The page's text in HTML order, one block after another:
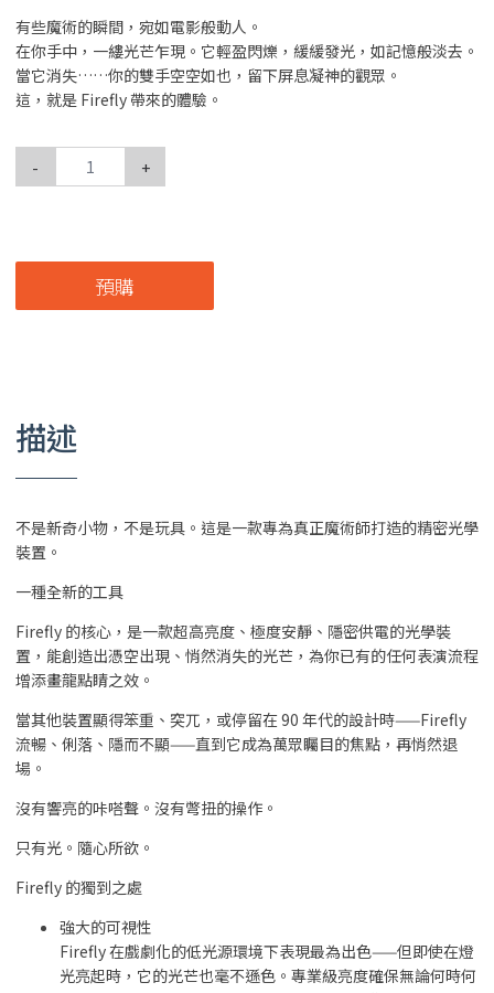
有些魔術的瞬間，宛如電影般動人。
在你手中，一縷光芒乍現。它輕盈閃爍，緩緩發光，如記憶般淡去。
當它消失……你的雙手空空如也，留下屏息凝神的觀眾。
這，就是 Firefly 帶來的體驗。
- +
預購
描述
不是新奇小物，不是玩具。這是一款專為真正魔術師打造的精密光學
裝置。
一種全新的工具
Firefly 的核心，是一款超高亮度、極度安靜、隱密供電的光學裝
置，能創造出憑空出現、悄然消失的光芒，為你已有的任何表演流程
增添畫龍點睛之效。
當其他裝置顯得笨重、突兀，或停留在 90 年代的設計時——Firefly
流暢、俐落、隱而不顯——直到它成為萬眾矚目的焦點，再悄然退
場。
沒有響亮的咔嗒聲。沒有彆扭的操作。
只有光。隨心所欲。
Firefly 的獨到之處
強大的可視性
Firefly 在戲劇化的低光源環境下表現最為出色——但即使在燈
光亮起時，它的光芒也毫不遜色。專業級亮度確保無論何時何